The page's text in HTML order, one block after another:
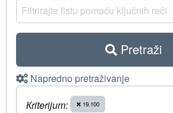
Pretraži
Napredno pretraživanje
Кriterijum:
19.100